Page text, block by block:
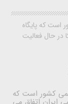
است که پایگاه
در حال فعالیت
کشور است که